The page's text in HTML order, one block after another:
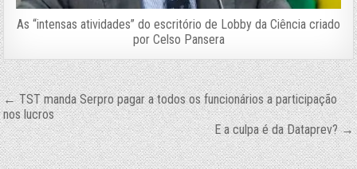
As “intensas atividades” do escritório de Lobby da Ciência criado
por Celso Pansera
Navegação
de
Post
← TST manda Serpro pagar a todos os funcionários a participação
nos lucros
E a culpa é da Dataprev? →